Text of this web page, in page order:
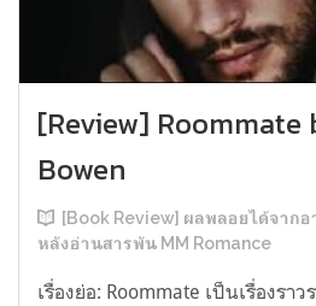
[Review] Roommate
Bowen
[Book Review] ผลพลอยได้จาก
หลังอ่านสารพัน MM Romance
เรื่องย่อ: Roommate เป็นเรื่องรา